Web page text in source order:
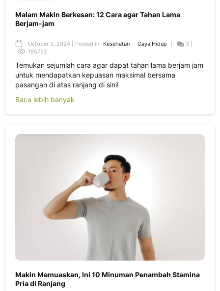
Malam Makin Berkesan: 12 Cara agar Tahan Lama
Berjam-jam
October 3, 2024 | Posted in Kesehatan , Gaya Hidup
3 |
195752
Temukan sejumlah cara agar dapat tahan lama berjam jam
untuk mendapatkan kepuasan maksimal bersama
pasangan di atas ranjang di sini!
Baca lebih banyak
Makin Memuaskan, Ini 10 Minuman Penambah Stamina
Pria di Ranjang